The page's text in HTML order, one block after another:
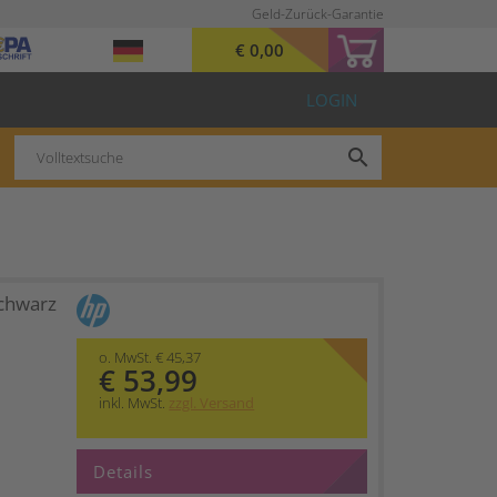
Geld-Zurück-Garantie
€ 0,00
LOGIN
search
o. MwSt. € 45,37
€ 53,99
inkl. MwSt. zzgl. Versand
Details